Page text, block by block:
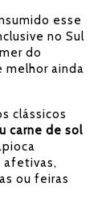
esse
no Sul
do
melhor ainda
clássicos
carne de sol
afetivas,
ou feiras